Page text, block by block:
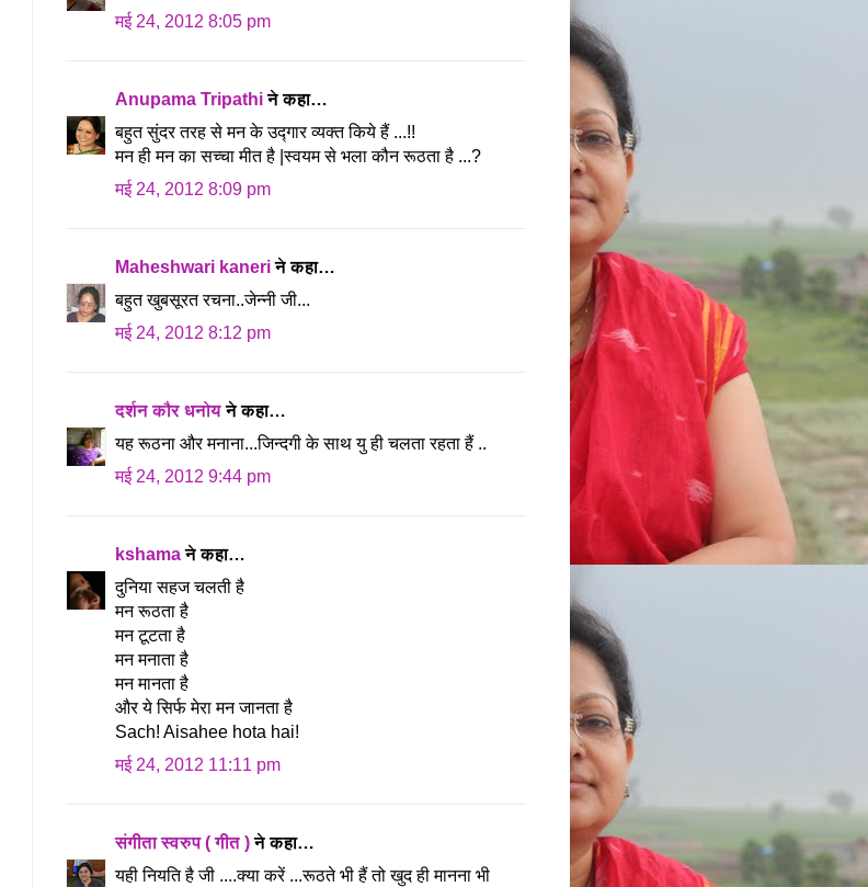
मई 24, 2012 8:05 pm
Anupama Tripathiने कहा…
बहुत सुंदर तरह से मन के उद्गार व्यक्त किये हैं ...!!
मन ही मन का सच्चा मीत है |स्वयम से भला कौन रूठता है ...?
मई 24, 2012 8:09 pm
Maheshwari kaneriने कहा…
बहुत खुबसूरत रचना..जेन्नी जी...
मई 24, 2012 8:12 pm
दर्शन कौर धनोयने कहा…
यह रूठना और मनाना...जिन्दगी के साथ यु ही चलता रहता हैं ..
मई 24, 2012 9:44 pm
kshamaने कहा…
दुनिया सहज चलती है
मन रूठता है
मन टूटता है
मन मनाता है
मन मानता है
और ये सिर्फ मेरा मन जानता है
Sach! Aisahee hota hai!
मई 24, 2012 11:11 pm
संगीता स्वरुप ( गीत )ने कहा…
यही नियति है जी ....क्या करें ...रूठते भी हैं तो खुद ही मानना भी